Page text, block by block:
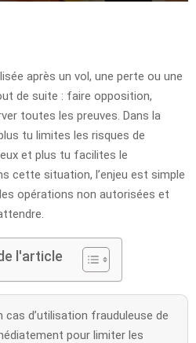
après un vol, une perte ou une
de suite : faire opposition,
toutes les preuves. Dans la
tu limites les risques de
et plus tu facilites le
cette situation, l’enjeu est simple
opérations non autorisées et
l'article
cas d’utilisation frauduleuse de
pour limiter les